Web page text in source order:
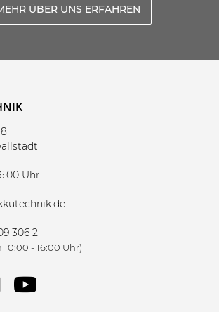
ÜBER UNS ERFAHREN
Uhr
306 2
- 16:00 Uhr)